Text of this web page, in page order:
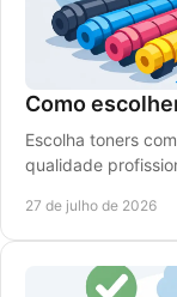
Como
Escolha toners
qualidade
27 de julho de 2026